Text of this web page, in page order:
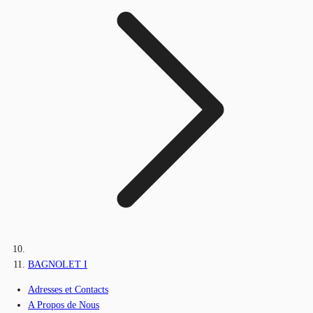
BAGNOLET I
Adresses et Contacts
A Propos de Nous